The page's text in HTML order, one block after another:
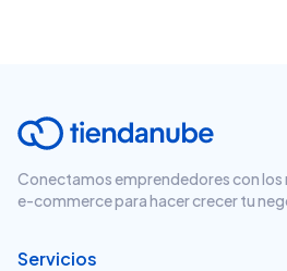
Conectamos emprendedores con los
e-commerce para hacer crecer tu
Servicios